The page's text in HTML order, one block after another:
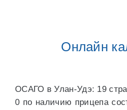
Онлайн
ОСАГО в Улан-Удэ: 19
0 по наличию прицепа